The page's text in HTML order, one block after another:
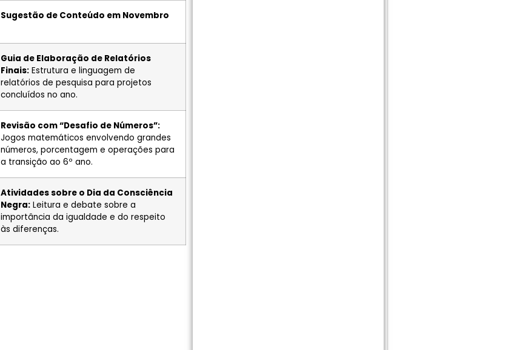
Sugestão de Conteúdo em Novembro
Guia de Elaboração de Relatórios
Finais: Estrutura e linguagem de
relatórios de pesquisa para projetos
concluídos no ano.
Revisão com “Desafio de Números”:
Jogos matemáticos envolvendo grandes
números, porcentagem e operações para
a transição ao 6º ano.
Atividades sobre o Dia da Consciência
Negra: Leitura e debate sobre a
importância da igualdade e do respeito
às diferenças.